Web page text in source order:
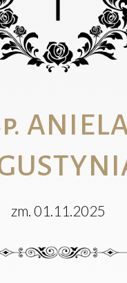
zm. 01.11.2025